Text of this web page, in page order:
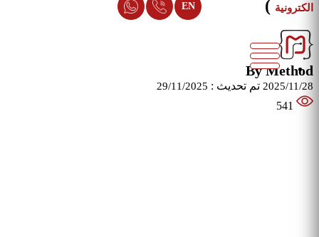
EN
الكترونية )
By Method
2025/11/28 تم تحديث : 29/11/2025
541